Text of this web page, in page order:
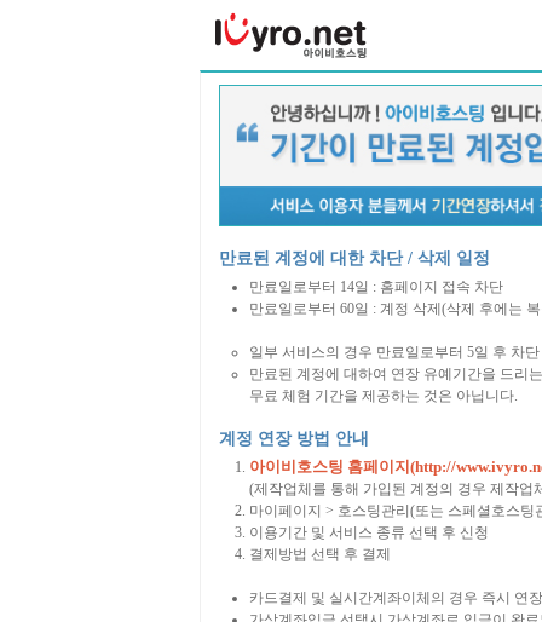
만료된 계정에 대한 차단 / 삭제 일정
만료일로부터 14일 : 홈페이지 접속 차단
만료일로부터 60일 : 계정 삭제(삭제 후에는
일부 서비스의 경우 만료일로부터 5일 후 차
만료된 계정에 대하여 연장 유예기간을 드리
무료 체험 기간을 제공하는 것은 아닙니다.
계정 연장 방법 안내
아이비호스팅 홈페이지(http://
(제작업체를 통해 가입된 계정의 경우 제작업
마이페이지 > 호스팅관리(또는 스페셜호스팅
이용기간 및 서비스 종류 선택 후 신청
결제방법 선택 후 결제
카드결제 및 실시간계좌이체의 경우 즉시 연